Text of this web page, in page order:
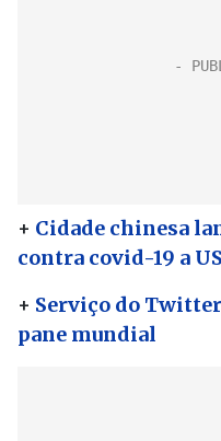
+ Cidade chinesa
contra covid-19 a
+ Serviço do
pane mundial